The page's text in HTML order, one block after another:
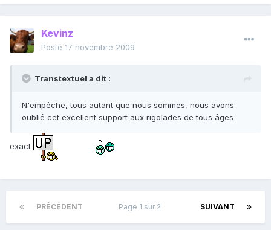
Kevinz
Posté 17 novembre 2009
Transtextuel a dit :
N'empêche, tous autant que nous sommes, nous avons
oublié cet excellent support aux rigolades de tous âges :
exact
PRÉCÉDENT SUIVANT
Page 1 sur 2